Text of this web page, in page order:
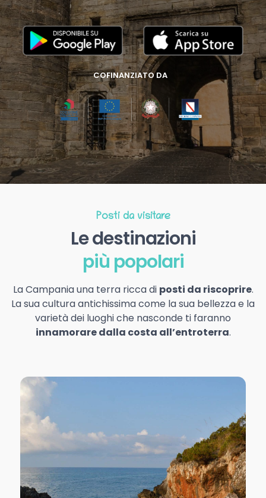
COFINANZIATO DA
Posti da visitare
Le destinazioni
più popolari
La Campania una terra ricca di posti da riscoprire.
La sua cultura antichissima come la sua bellezza e la
varietà dei luoghi che nasconde ti faranno
innamorare dalla costa all’entroterra.